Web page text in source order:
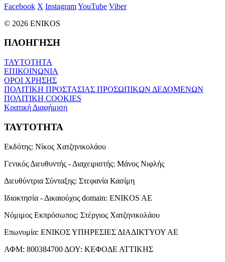
Facebook X InstagramYouTube Viber
© 2026 ENIKOS
ΠΛΟΗΓΗΣΗ
ΤΑΥΤΟΤΗΤΑ
ΕΠΙΚΟΙΝΩΝΙΑ
ΟΡΟΙ ΧΡΗΣΗΣ
ΠΟΛΙΤΙΚΗ ΠΡΟΣΤΑΣΙΑΣ ΠΡΟΣΩΠΙΚΩΝ ΔΕΔΟΜΕΝΩΝ
ΠΟΛΙΤΙΚΗ COOKIES
Κρατική Διαφήμιση
ΤΑΥΤΟΤΗΤΑ
Εκδότης: Νίκος Χατζηνικολάου
Γενικός Διευθυντής - Διαχειριστής: Μάνος Νιφλής
Διευθύντρια Σύνταξης: Στεφανία Κασίμη
Ιδιοκτησία - Δικαιούχος domain: ENIKOS AE
Νόμιμος Εκπρόσωπος: Στέργιος Χατζηνικολάου
Επωνυμία: ΕΝΙΚΟΣ ΥΠΗΡΕΣΙΕΣ ΔΙΑΔΙΚΤΥΟΥ ΑΕ
ΑΦΜ: 800384700 ΔΟΥ: ΚΕΦΟΔΕ ΑΤΤΙΚΗΣ